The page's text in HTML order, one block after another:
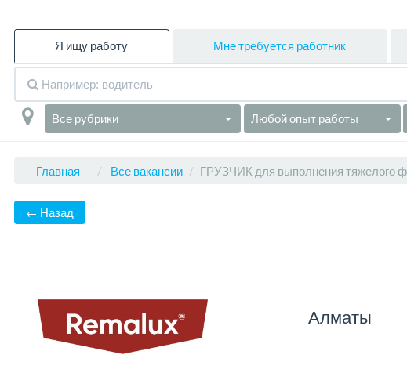
Я ищу работу Мне требуется работник
Все рубрики Любой опыт работы
Главная Все вакансии ГРУЗЧИК для выполнения тяжелого
← Назад
Алматы